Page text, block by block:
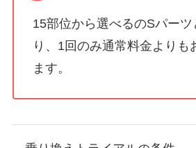
15部位から選べるのSパー
り、1回のみ通常料金よりも
ます。